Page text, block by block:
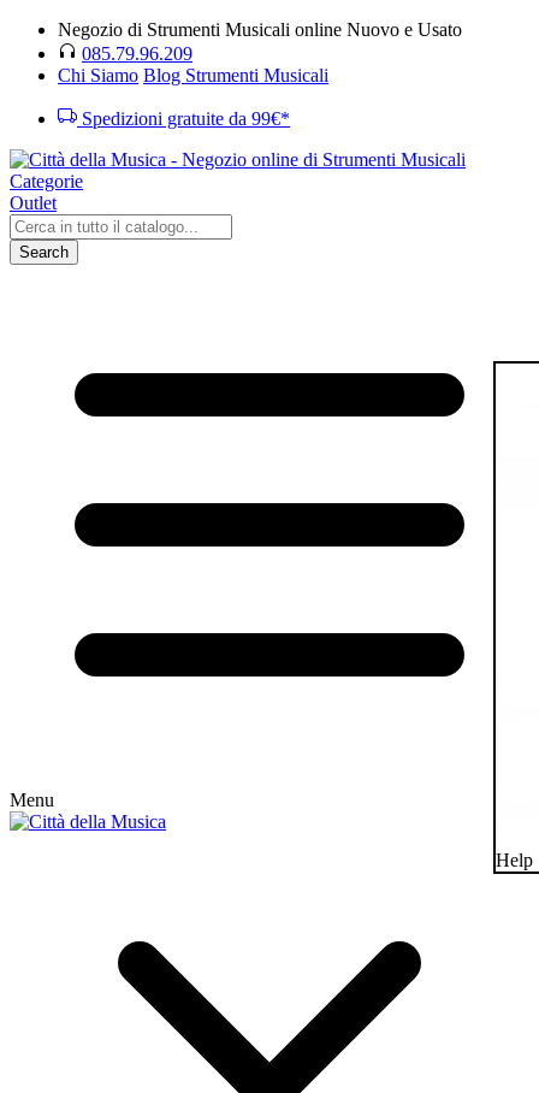
Negozio di Strumenti Musicali online Nuovo e Usato
085.79.96.209
Chi Siamo Blog Strumenti Musicali
Spedizioni gratuite da 99€*
Categorie
Outlet
Search
Menu
Help